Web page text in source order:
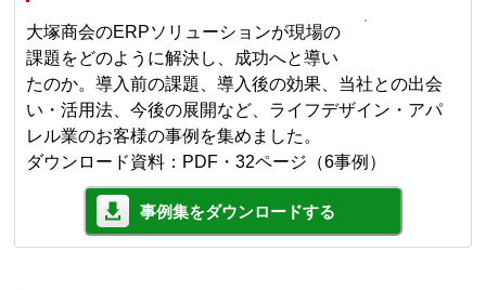
大塚商会のERPソリューションが現場の
課題をどのように解決し、成功へと導い
たのか。導入前の課題、導入後の効果、当社との出会
い・活用法、今後の展開など、ライフデザイン・アパ
レル業のお客様の事例を集めました。
ダウンロード資料：PDF・32ページ（6事例）
事例集をダウンロードする